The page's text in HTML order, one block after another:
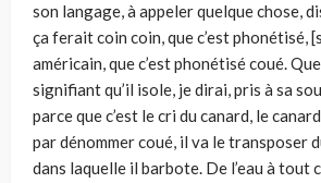
son langage, à appeler quelque chose,
ça ferait coin coin, que c’est phonétisé,
américain, que c’est phonéti­sé coué.
signifiant qu’il isole, je dirai, pris à sa
parce que c’est le cri du canard, le
par dénom­mer coué, il va le transposer
dans laquelle il barbote. De l’eau à tout